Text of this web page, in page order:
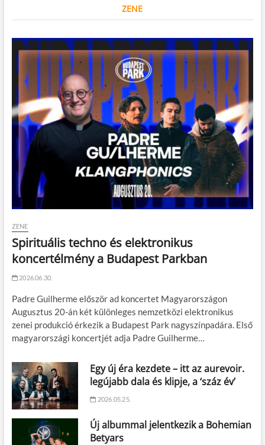
ZENE
ZENE
Spirituális techno és elektronikus
koncertélmény a Budapest Parkban
2026.06.30.
Padre Guilherme először ad koncertet Magyarországon
Augusztus 20-án két különleges nemzetközi elektronikus
zenei produkció érkezik a Budapest Park nagyszínpadára. Első
magyarországi koncertjét adja Padre Guilherme…
Egy új éra kezdete – itt az aurevoir.
legújabb dala és klipje, a ‘száz év’
2026.05.25.
Új albummal jelentkezik a Bohemian
Betyars